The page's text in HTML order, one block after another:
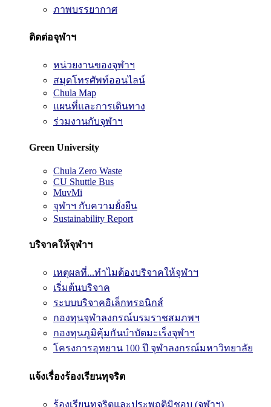
ภาพบรรยากาศ
ติดต่อจุฬาฯ
หน่วยงานของจุฬาฯ
สมุดโทรศัพท์ออนไลน์
Chula Map
แผนที่และการเดินทาง
ร่วมงานกับจุฬาฯ
Green University
Chula Zero Waste
CU Shuttle Bus
MuvMi
จุฬาฯ กับความยั่งยืน
Sustainability Report
บริจาคให้จุฬาฯ
เหตุผลที่...ทำไมต้องบริจาคให้จุฬาฯ
เริ่มต้นบริจาค
ระบบบริจาคอิเล็กทรอนิกส์
กองทุนจุฬาลงกรณ์บรมราชสมภพฯ
กองทุนภูมิคุ้มกันบำบัดมะเร็งจุฬาฯ
โครงการอุทยาน 100 ปี จุฬาลงกรณ์มหาวิทยาลัย
แจ้งเรื่องร้องเรียนทุจริต
ร้องเรียนทุจริตและประพฤติมิชอบ (จุฬาฯ)